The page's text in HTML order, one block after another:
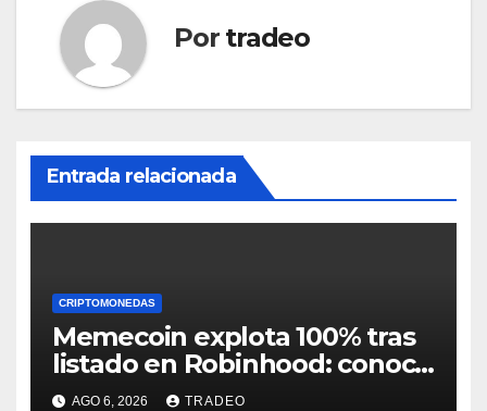
Por tradeo
Entrada relacionada
CRIPTOMONEDAS
Memecoin explota 100% tras
listado en Robinhood: conoce
los detalles
AGO 6, 2026 TRADEO